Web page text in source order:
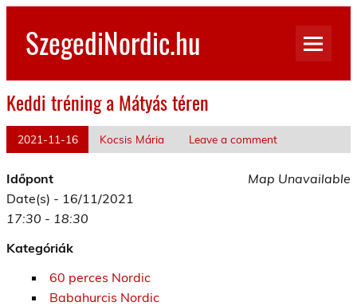
Skip
contentSzegediNordic.hu
Keddi tréning a Mátyás téren
2021-11-16 Kocsis Mária Leave a comment
Map Unavailable
Időpont
Date(s) - 16/11/2021
17:30 - 18:30
Kategóriák
60 perces Nordic
Babahurcis Nordic